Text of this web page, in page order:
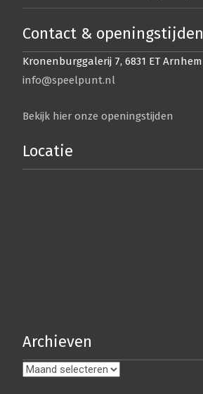
Contact & openingstijden
Kronenburggalerij 7, 6831 ET Arnhem
info@speelpunt.nl
Bekijk hier onze openingstijden
Locatie
Archieven
Archieven